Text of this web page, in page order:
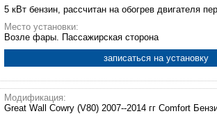
5 кВт бензин, рассчитан на обогрев двигателя
Место установки:
Возле фары. Пассажирская сторона
записаться на установку
Модификация:
Great Wall Cowry (V80) 2007--2014 гг Comfort